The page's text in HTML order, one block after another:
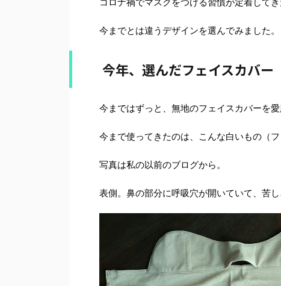
今までとは違うデザインを選んでみました。
今年、選んだフェイスカバー
今まではずっと、無地のフェイスカバーを愛
今まで使ってきたのは、こんな白いもの（
写真は私の以前のブログから。
表側。鼻の部分に呼吸穴が開いていて、苦し